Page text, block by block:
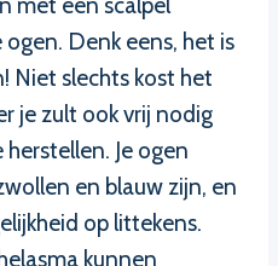
Denk eens, het is
Niet slechts kost het
je zult ook vrij nodig
Je ogen
en blauw zijn, en
op littekens.
kunnen